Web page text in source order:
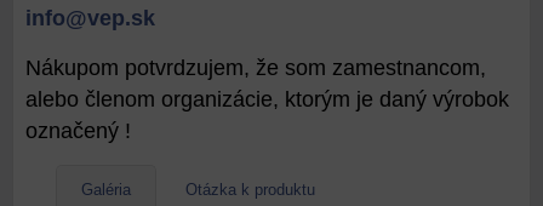
info@vep.sk
Nákupom potvrdzujem, že som zamestnancom,
alebo členom organizácie, ktorým je daný výrobok
označený !
Galéria Otázka k produktu